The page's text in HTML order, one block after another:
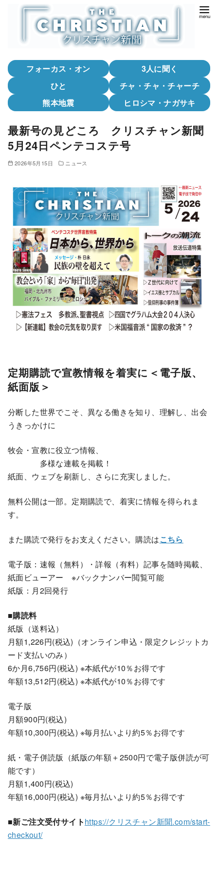
フォーカス・オン
3人に聞く
ひと
チャ・チャ・チャーチ
熊本地震
ヒロシマ・ナガサキ
最新号の見どころ クリスチャン新聞
5月24日ペンテコステ号
2026年5月15日 ニュース
定期購読で宣教情報を着実に＜電子版、
紙面版＞
分断した世界でこそ、異なる働きを知り、理解し、出会
うきっかけに
牧会・宣教に役立つ情報、
多様な連載を掲載！
紙面、ウェブを刷新し、さらに充実しました。
無料公開は一部。定期購読で、着実に情報を得られま
す。
また購読で発行をお支えください。購読はこちら
電子版：速報（無料）・詳報（有料）記事を随時掲載、
紙面ビューアー ※バックナンバー閲覧可能
紙版：月2回発行
■購読料
紙版（送料込）
月額1,226円(税込)（オンライン申込・限定クレジットカ
ード支払いのみ）
6か月6,756円(税込) ※本紙代が10％お得です
年額13,512円(税込) ※本紙代が10％お得です
電子版
月額900円(税込)
年額10,300円(税込) ※毎月払いより約5％お得です
紙・電子併読版（紙版の年額＋2500円で電子版併読が可
能です）
月額1,400円(税込)
年額16,000円(税込) ※毎月払いより約5％お得です
■新ご注文受付サイトhttps://クリスチャン新聞.com/start-
checkout/